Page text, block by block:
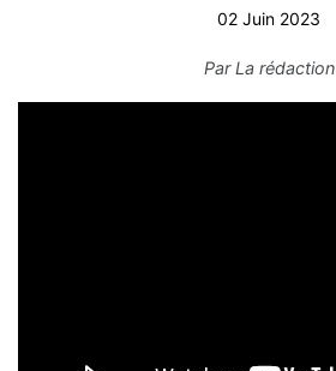
02 Juin 2023
ParLa rédaction